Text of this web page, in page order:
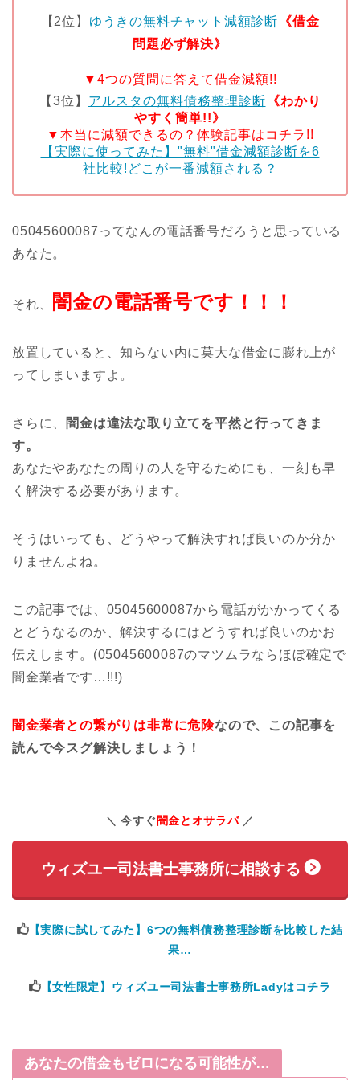
【2位】 ゆうきの無料チャット減額診断
《借金
問題必ず解決》
▼4つの質問に答えて借金減額!!
【3位】 アルスタの無料債務整理診断 《わかり
やすく簡単!!》
▼本当に減額できるの？体験記事はコチラ!!
【実際に使ってみた】"無料"借金減額診断を6
社比較!どこが一番減額される？
05045600087ってなんの電話番号だろうと思っている
あなた。
それ、 闇金の電話番号です！！！
放置していると、知らない内に莫大な借金に膨れ上が
ってしまいますよ。
さらに、
闇金は違法な取り立てを平然と行ってきま
す。
あなたやあなたの周りの人を守るためにも、一刻も早
く解決する必要があります。
そうはいっても、どうやって解決すれば良いのか分か
りませんよね。
この記事では、05045600087から電話がかかってくる
とどうなるのか、解決するにはどうすれば良いのかお
伝えします。(05045600087のマツムラならほぼ確定で
闇金業者です…!!!)
闇金業者との繋がりは非常に危険なので、この記事を
読んで今スグ解決しましょう！
今すぐ闇金とオサラバ
ウィズユー司法書士事務所に相談する
【実際に試してみた】6つの無料債務整理診断を比較した結
果…
【女性限定】ウィズユー司法書士事務所Ladyはコチラ
あなたの借金もゼロになる可能性が…